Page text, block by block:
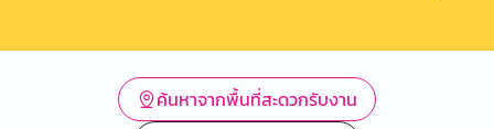
ค้นหาจากพื้นที่สะดวกรับงาน